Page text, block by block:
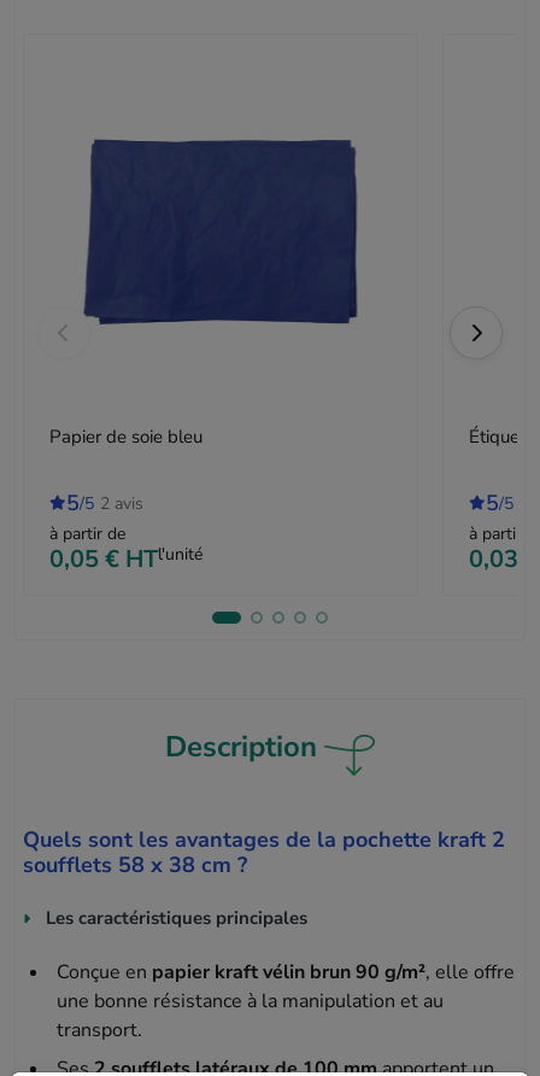
Papier de soie bleu
5/5 2 avis
à partir de
0,05 € HTl'unité
5/5
à partir
0,03 €
Description
Quels sont les avantages de la pochette kraft 2
soufflets 58 x 38 cm ?
Les caractéristiques principales
Conçue en papier kraft vélin brun 90 g/m², elle offre
une bonne résistance à la manipulation et au
transport.
Ses2 soufflets latéraux de 100 mmapportent un